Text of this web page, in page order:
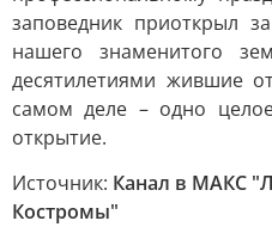
заповедник приоткрыл
нашего знаменитого
десятилетиями жившие
самом деле – одно
открытие.
Источник: Канал в МАКС
Костромы"